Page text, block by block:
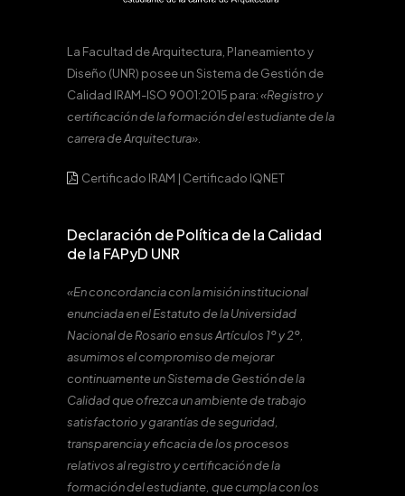
La Facultad de Arquitectura, Planeamiento y
Diseño (UNR) posee un Sistema de Gestión de
Calidad IRAM-ISO 9001:2015 para:«Registro y
certificación de la formación del estudiante de la
carrera de Arquitectura».
Certificado IRAM | Certificado IQNET
Declaración de Política de la Calidad
de la FAPyD UNR
«En concordancia con la misión institucional
enunciada en el Estatuto de la Universidad
Nacional de Rosario en sus Artículos 1º y 2º,
asumimos el compromiso de mejorar
continuamente un Sistema de Gestión de la
Calidad que ofrezca un ambiente de trabajo
satisfactorio y garantías de seguridad,
transparencia y eficacia de los procesos
relativos al registro y certificación de la
formación del estudiante, que cumpla con los